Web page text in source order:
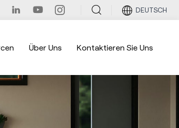
DEUTSCH
Über Uns Kontaktieren Sie Uns